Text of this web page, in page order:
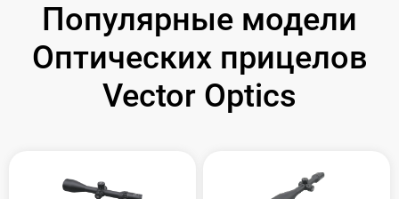
Популярные модели
Оптических прицелов
Vector Optics